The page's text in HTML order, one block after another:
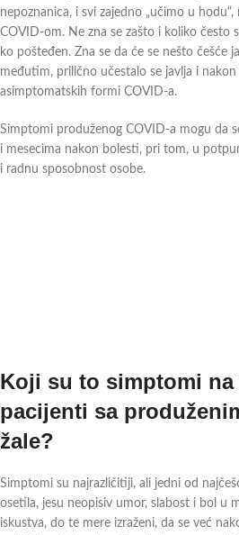
nepoznanica, i svi zajedno „učimo u
COVID-om. Ne zna se zašto i koliko često
ko pošteđen. Zna se da će se nešto češće
međutim, prilično učestalo se javlja i nakon
asimptomatskih formi COVID-a.
Simptomi produženog COVID-a mogu da
i mesecima nakon bolesti, pri tom, u
i radnu sposobnost osobe.
Koji su to simptomi na
pacijenti sa
žale?
Simptomi su najrazličitiji, ali jedni od
osetila, jesu neopisiv umor, slabost i bol u
iskustva, do te mere izraženi, da se već